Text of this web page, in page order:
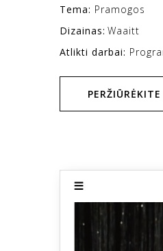
Tema: Pramogos
Dizainas: Waaitt
Atlikti darbai: